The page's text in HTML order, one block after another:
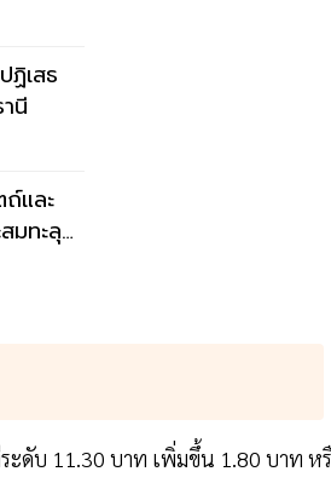
เสธ
นี
และ
มทะลุ
ะดับ 11.30 บาท เพิ่มขึ้น 1.80 บาท ห